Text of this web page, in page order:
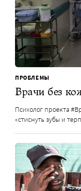
ПРОБЛЕМЫ
Врачи без
Психолог проекта
«стиснуть зубы и